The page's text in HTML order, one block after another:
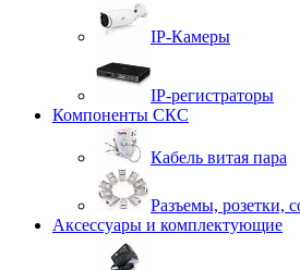
IP-Камеры
IP-регистраторы
Компоненты СКС
Кабель витая пара
Разъемы, розетки,
Аксессуары и комплектующие